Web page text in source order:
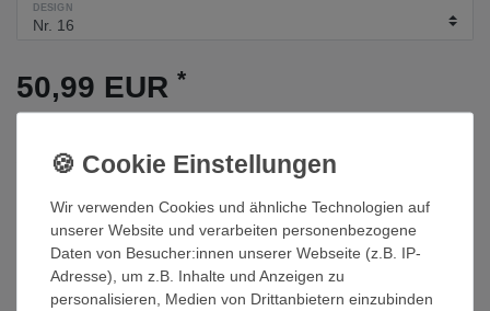
DESIGN
50,99 EUR *
Sofort versandfertig
In den Warenkorb
Wunschliste
Wir verwenden Cookies und ähnliche Technologien auf
unserer Website und verarbeiten personenbezogene
Daten von Besucher:innen unserer Webseite (z.B. IP-
Adresse), um z.B. Inhalte und Anzeigen zu
personalisieren, Medien von Drittanbietern einzubinden